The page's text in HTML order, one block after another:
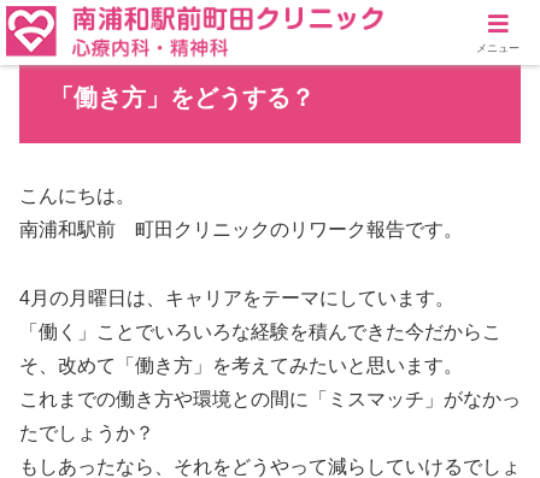
「働き方」をどうする？
こんにちは。
南浦和駅前 町田クリニックのリワーク報告です。
4月の月曜日は、キャリアをテーマにしています。
「働く」ことでいろいろな経験を積んできた今だからこ
そ、改めて「働き方」を考えてみたいと思います。
これまでの働き方や環境との間に「ミスマッチ」がなかっ
たでしょうか？
もしあったなら、それをどうやって減らしていけるでしょ
メニュー